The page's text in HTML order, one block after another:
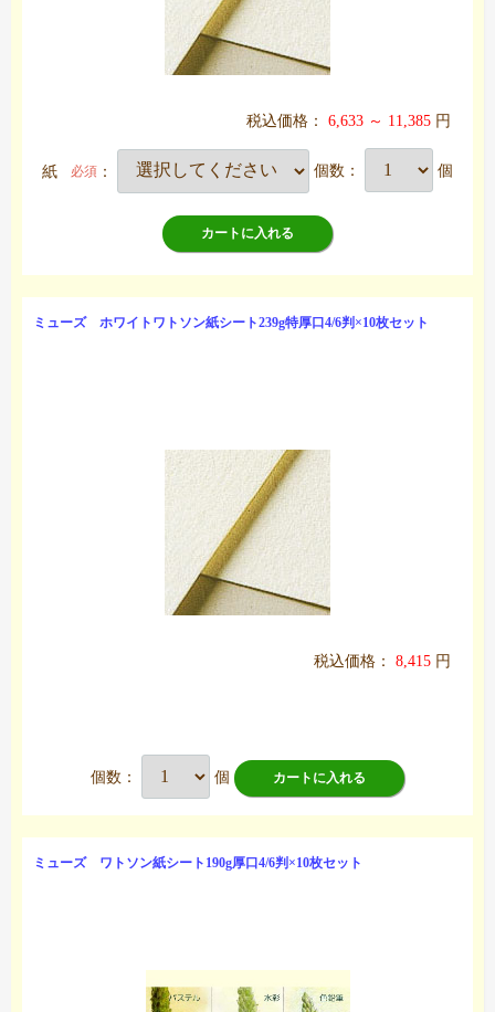
税込価格： 6,633 ～ 11,385 円
紙 必須 ： 個数： 個
カートに入れる
ミューズ ホワイトワトソン紙シート239g特厚口4/6判×10枚セット
税込価格： 8,415 円
個数： 個 カートに入れる
ミューズ ワトソン紙シート190g厚口4/6判×10枚セット